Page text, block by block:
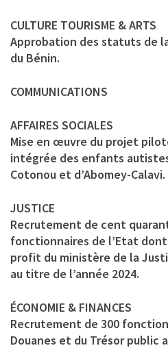
CULTURE TOURISME & ARTS
Approbation des statuts de
du Bénin.
COMMUNICATIONS
AFFAIRES SOCIALES
Mise en œuvre du projet
intégrée des enfants
Cotonou et d’Abomey-Calavi.
JUSTICE
Recrutement de cent
fonctionnaires de l’Etat
profit du ministère de la
au titre de l’année 2024.
ÉCONOMIE & FINANCES
Recrutement de 300
Douanes et du Trésor public